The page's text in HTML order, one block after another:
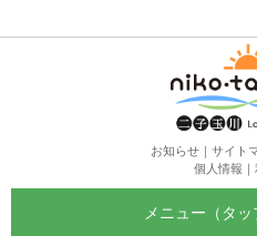
お知らせ ｜ サイト
個人情報 ｜
メニ